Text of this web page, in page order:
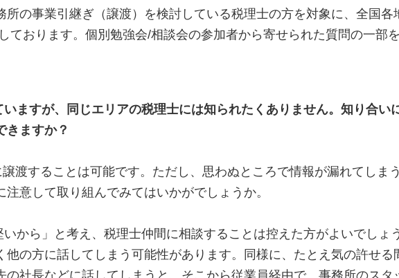
所の事業引継ぎ（譲渡）を検討している税理士の方を対象に、全国各
ております。個別勉強会/相談会の参加者から寄せられた質問の一部
ますが、同じエリアの税理士には知られたくありません。知り合い
きますか？
渡することは可能です。ただし、思わぬところで情報が漏れてしま
意して取り組んでみてはいかがでしょうか。
から」と考え、税理士仲間に相談することは控えた方がよいでしょ
他の方に話してしまう可能性があります。同様に、たとえ気の許せる
の社長などに話してしまうと、そこから従業員経由で、事務所のスタ